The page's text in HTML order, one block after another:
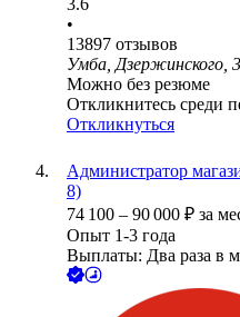
3.6
•
13897 отзывов
Умба, Дзержинского,
Можно без резюме
Откликнитесь среди
Откликнуться
Администратор
8)
74 100 – 90 000 ₽ за
Опыт 1-3 года
Выплаты: Два раза в